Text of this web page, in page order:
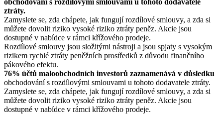
ztráty.
Zamyslete se, zda chápete, jak fungují rozdílové smlouvy, a zda si
můžete dovolit riziko vysoké riziko ztráty peněz. Akcie jsou
dostupné v nabídce v rámci křížového prodeje.
Rozdílové smlouvy jsou složitými nástroji a jsou spjaty s vysokým
rizikem rychlé ztráty peněžních prostředků z důvodu finančního
pákového efektu.
76% účtů maloobchodních investorů zaznamenává v důsledku
obchodování s rozdílovými smlouvami u tohoto dodavatele ztráty.
Zamyslete se, zda chápete, jak fungují rozdílové smlouvy, a zda si
můžete dovolit riziko vysoké riziko ztráty peněz. Akcie jsou
dostupné v nabídce v rámci křížového prodeje.